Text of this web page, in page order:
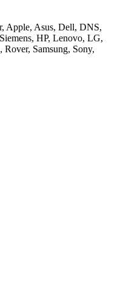
Apple, Asus, Dell, DNS,
HP, Lenovo, LG,
Samsung, Sony,